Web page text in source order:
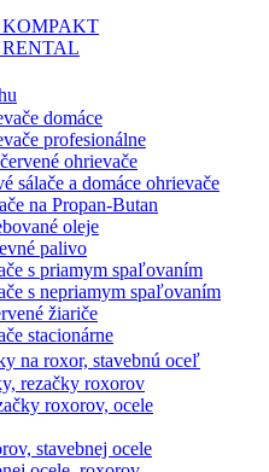
KOMPAKT
RENTAL
domáce
profesionálne
ohrievače
sálače a domáce ohrievače
na Propan-Butan
oleje
palivo
s priamym spaľovaním
s nepriamym spaľovaním
žiariče
stacionárne
na roxor, stavebnú oceľ
rezačky roxorov
roxorov, ocele
stavebnej ocele